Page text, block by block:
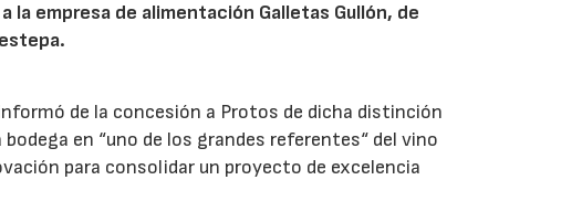
la empresa de alimentación Galletas Gullón, de
informó de la concesión a Protos de dicha distinción
en “uno de los grandes referentes“ del vino
para consolidar un proyecto de excelencia